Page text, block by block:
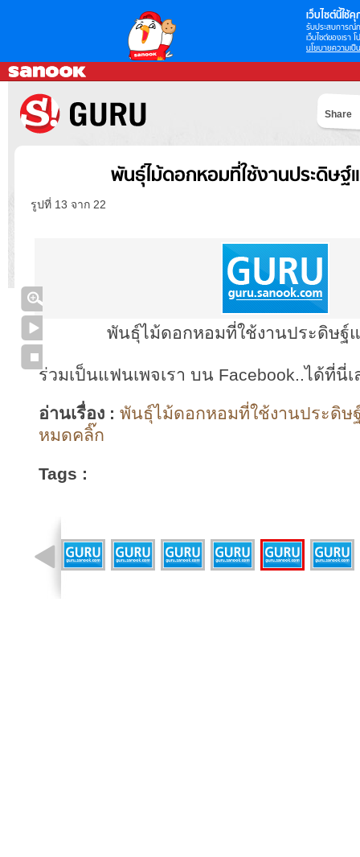
เว็บไซต์นี้ใช้คุ
รับประสบการณ์
เว็บไซต์ของเรา
นโยบายความเป็
Share
พันธุ์ไม้ดอกหอมที่ใช้งานประดิษฐ์
รูปที่ 13 จาก 22
พันธุ์ไม้ดอกหอมที่ใช้งานประดิษฐ์
ร่วมเป็นแฟนเพจเรา บน Facebook..ได้ที่นี่เ
อ่านเรื่อง : พันธุ์ไม้ดอกหอมที่ใช้งานประดิษ
หมดคลิ๊ก
Tags :